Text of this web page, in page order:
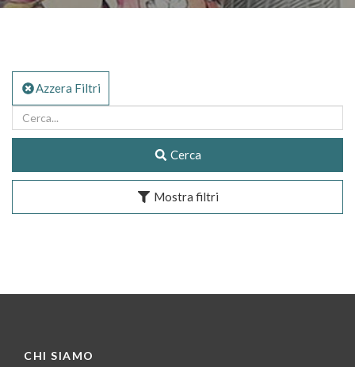
Azzera Filtri
Cerca
Mostra filtri
CHI SIAMO